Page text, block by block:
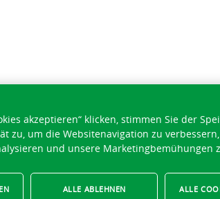
akzeptieren“ klicken, stimmen Sie der
zu, um die Websitenavigation zu
und unsere Marketingbemühungen
ALLE ABLEHNEN ALLE